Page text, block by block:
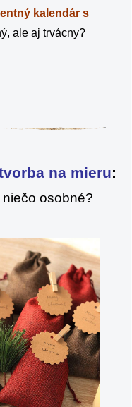
kalendár s
ale aj trvácny?
na mieru:
osobné?